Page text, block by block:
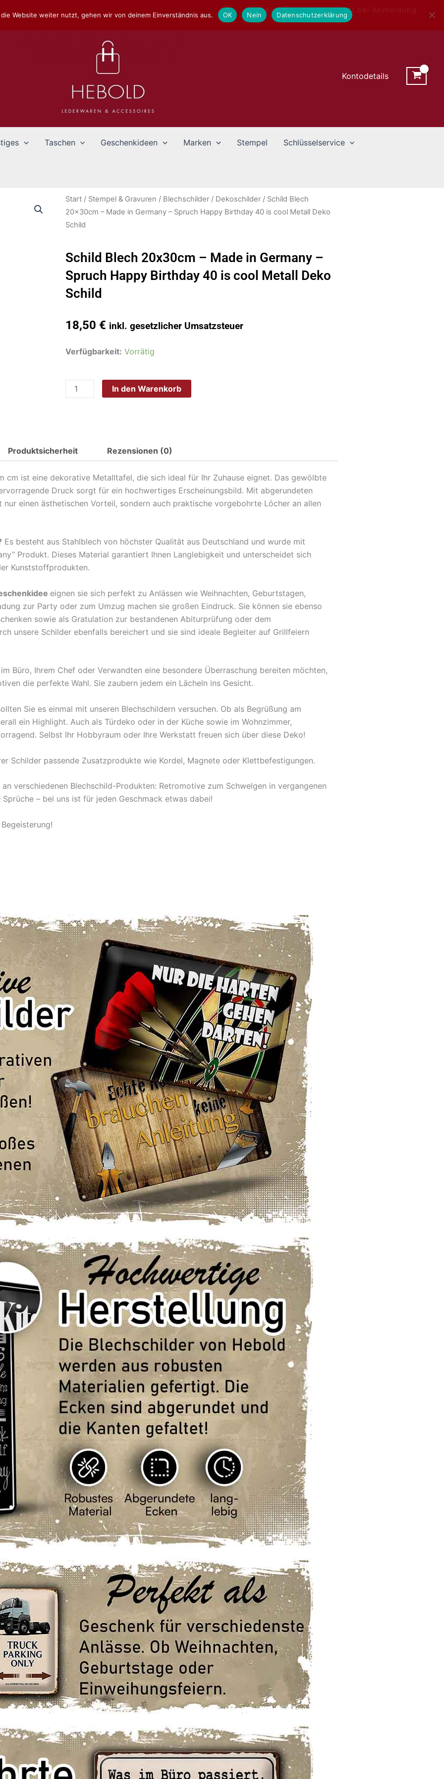
Newsletter - 10% Rabatt bei Anmeldung
Kontodetails
Taschen Geschenkideen Marken Stempel Schlüsselservice
Start / Stempel & Gravuren / Blechschilder / Dekoschilder / Schild Blech
20x30cm – Made in Germany – Spruch Happy Birthday 40 is cool Metall Deko
Schild
Schild Blech 20x30cm – Made in Germany –
Spruch Happy Birthday 40 is cool Metall Deko
Schild
18,50 € inkl. gesetzlicher Umsatzsteuer
Verfügbarkeit: Vorrätig
Schild
Spruch
Birthday
40
is
Deko
Schild
Menge
In den Warenkorb
Produktsicherheit Rezensionen (0)
ist eine dekorative Metalltafel, die sich ideal für Ihr Zuhause eignet. Das gewölbte
Druck sorgt für ein hochwertiges Erscheinungsbild. Mit abgerundeten
einen ästhetischen Vorteil, sondern auch praktische vorgebohrte Löcher an allen
Es besteht aus Stahlblech von höchster Qualität aus Deutschland und wurde mit
Produkt. Dieses Material garantiert Ihnen Langlebigkeit und unterscheidet sich
Kunststoffprodukten.
eignen sie sich perfekt zu Anlässen wie Weihnachten, Geburtstagen,
zur Party oder zum Umzug machen sie großen Eindruck. Sie können sie ebenso
sowie als Gratulation zur bestandenen Abiturprüfung oder dem
unsere Schilder ebenfalls bereichert und sie sind ideale Begleiter auf Grillfeiern
Büro, Ihrem Chef oder Verwandten eine besondere Überraschung bereiten möchten,
die perfekte Wahl. Sie zaubern jedem ein Lächeln ins Gesicht.
Sie es einmal mit unseren Blechschildern versuchen. Ob als Begrüßung am
ein Highlight. Auch als Türdeko oder in der Küche sowie im Wohnzimmer,
Selbst Ihr Hobbyraum oder Ihre Werkstatt freuen sich über diese Deko!
Schilder passende Zusatzprodukte wie Kordel, Magnete oder Klettbefestigungen.
verschiedenen Blechschild-Produkten: Retromotive zum Schwelgen in vergangenen
– bei uns ist für jeden Geschmack etwas dabei!
die Website weiter nutzt, gehen wir von deinem Einverständnis aus. OK Nein Datenschutzerklärung